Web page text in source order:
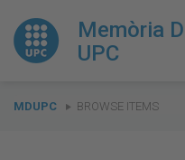
Memòria
UPC
You
MDUPC BROWSE ITEMS